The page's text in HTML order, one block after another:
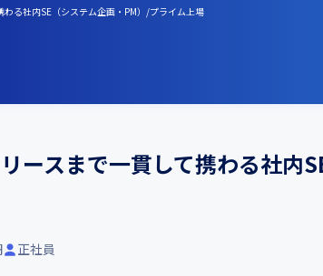
る社内SE（システム企画・PM）/プライム上場
ースまで一貫して携わる社内
正社員